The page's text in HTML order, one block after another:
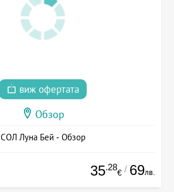
виж офертата
Обзор
СОЛ Луна Бей - Обзор
35.28
€ / 69лв.